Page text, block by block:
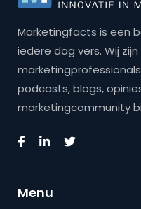
Marketingfacts is een
iedere dag vers. Wij
podcasts, blogs,
marketingcommunity
Menu